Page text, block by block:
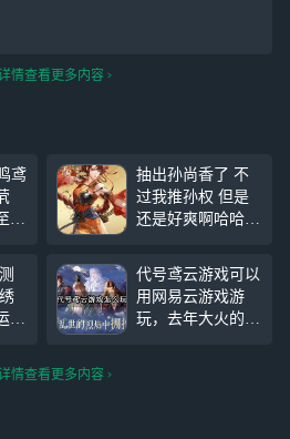
情查看更多内容
鸢
今
的
现
伤
抽出孙尚香了 不
过我推孙权 但是
还是好爽啊哈哈哈
哈哈哈哈哈哈哈哈
哈哈哈哈哈哈哈哈
哈哈哈哈哈哈哈哈
哈哈
好
代号鸢云游戏可以
用网易云游戏游
玩，去年大火的女
情查看更多内容